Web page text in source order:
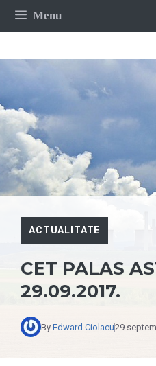
Sari
Menu
ACTUALITATE
CET PALAS
29.09.2017.
By Edward Ciolacu29